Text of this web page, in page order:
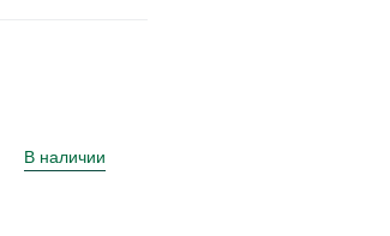
В наличии